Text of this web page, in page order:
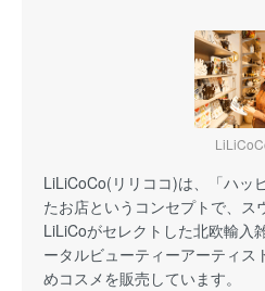
LiLiCoCo(リリココ)は、「ハッ
たお店というコンセプトで、ス
LiLiCoがセレクトした北欧輸入
ータルビューティーアーティス
めコスメを販売しています。